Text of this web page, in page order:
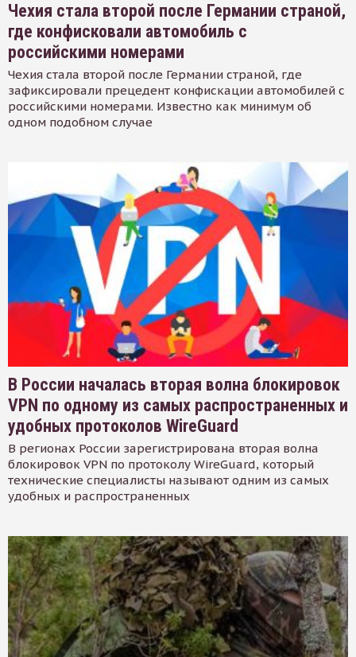
Чехия стала второй после Германии страной,
где конфисковали автомобиль с
российскими номерами
Чехия стала второй после Германии страной, где
зафиксировали прецедент конфискации автомобилей с
российскими номерами. Известно как минимум об
одном подобном случае
В России началась вторая волна блокировок
VPN по одному из самых распространенных и
удобных протоколов WireGuard
В регионах России зарегистрирована вторая волна
блокировок VPN по протоколу WireGuard, который
технические специалисты называют одним из самых
удобных и распространенных